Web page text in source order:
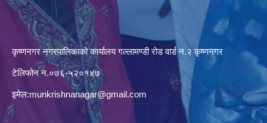
कृष्णनगर नगरपालिकाको कार्यालय गल्लामण्डी रोड वार्ड न.२ कृष्णनगर
टेलिफोन न.०७६-५२०१४७
इमेल:munkrishnanagar@gmail.com